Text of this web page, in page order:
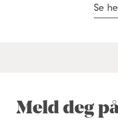
Se
Meld deg